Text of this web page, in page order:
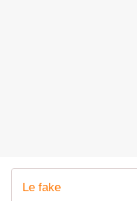
Le fake